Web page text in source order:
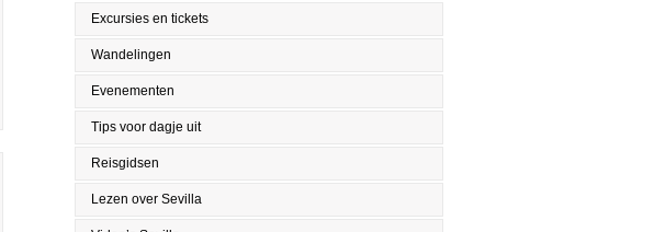
Excursies en tickets
Wandelingen
Evenementen
Tips voor dagje uit
Reisgidsen
Lezen over Sevilla